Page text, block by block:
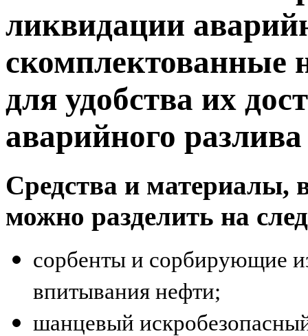
ликвидации
скомплектованные
для удобства их
аварийного
Средства и
можно разделить на
сорбенты и сорбирующие
впитывания нефти;
шанцевый